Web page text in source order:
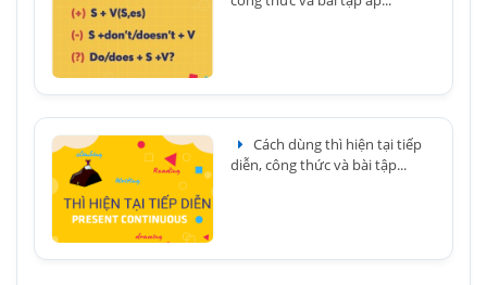
Cách dùng thì hiện tại tiếp
diễn, công thức và bài tập...